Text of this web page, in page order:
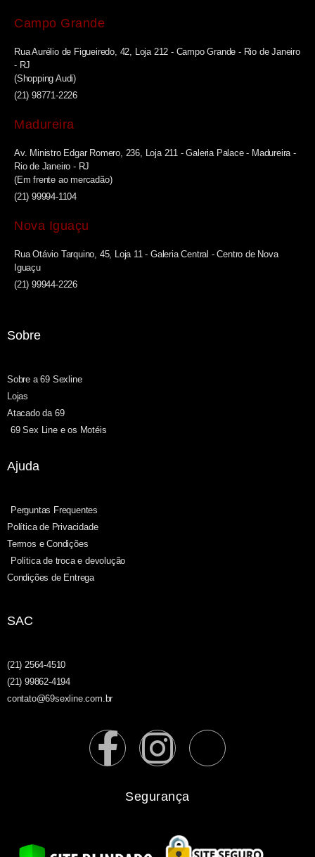
Campo Grande
Rua Aurélio de Figueiredo, 42, Loja 212 - Campo Grande - Rio de Janeiro
- RJ
(Shopping Audi)
(21) 98771-2226
Madureira
Av. Ministro Edgar Romero, 236, Loja 211 - Galeria Palace - Madureira -
Rio de Janeiro - RJ
(Em frente ao mercadão)
(21) 99994-1104
Nova Iguaçu
Rua Otávio Tarquino, 45, Loja 11 - Galeria Central - Centro de Nova
Iguaçu
(21) 99944-2226
Sobre
Sobre a 69 Sexline
Lojas
Atacado da 69
69 Sex Line e os Motéis
Ajuda
Perguntas Frequentes
Política de Privacidade
Termos e Condições
Política de troca e devolução
Condições de Entrega
SAC
(21) 2564-4510
(21) 99862-4194
contato@69sexline.com.br
Segurança